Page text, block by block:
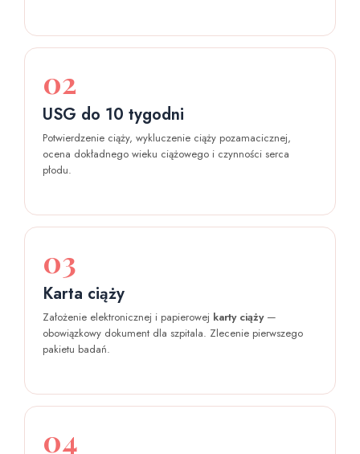
02
USG do 10 tygodni
Potwierdzenie ciąży, wykluczenie ciąży pozamacicznej,
ocena dokładnego wieku ciążowego i czynności serca
płodu.
03
Karta ciąży
Założenie elektronicznej i papierowej karty ciąży—
obowiązkowy dokument dla szpitala. Zlecenie pierwszego
pakietu badań.
04